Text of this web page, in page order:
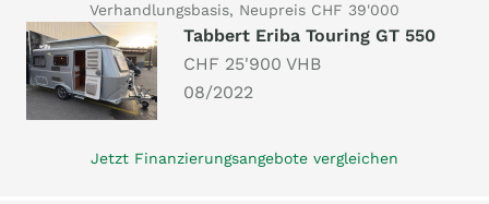
Verhandlungsbasis, Neupreis CHF 39'000
Tabbert Eriba Touring GT 550
CHF 25'900 VHB
08/2022
Jetzt Finanzierungsangebote vergleichen